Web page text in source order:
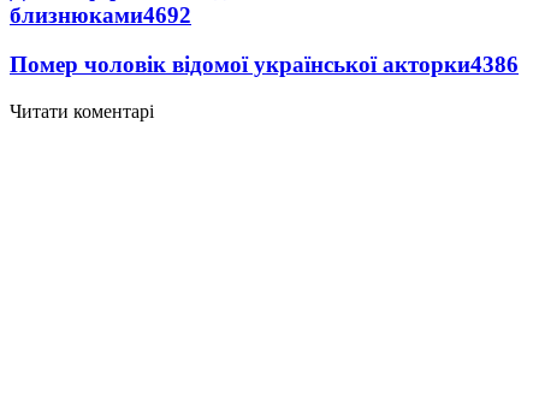
близнюками4692
Помер чоловік відомої української акторки4386
Читати коментарі